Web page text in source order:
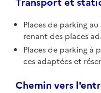
Places de parking
renant des places
Places de parking à
ces adaptées et
Chemin vers